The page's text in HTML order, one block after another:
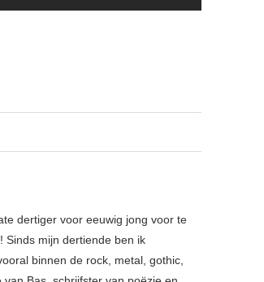
dertiger voor eeuwig jong voor te
Sinds mijn dertiende ben ik
binnen de rock, metal, gothic,